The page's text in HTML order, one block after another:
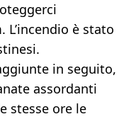
L’incendio è stato
in seguito,
assordanti
stesse ore le